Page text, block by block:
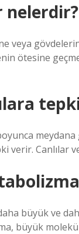
nelerdir?
veya
ötesine
verir. Canlılar
büyük ve
büyük